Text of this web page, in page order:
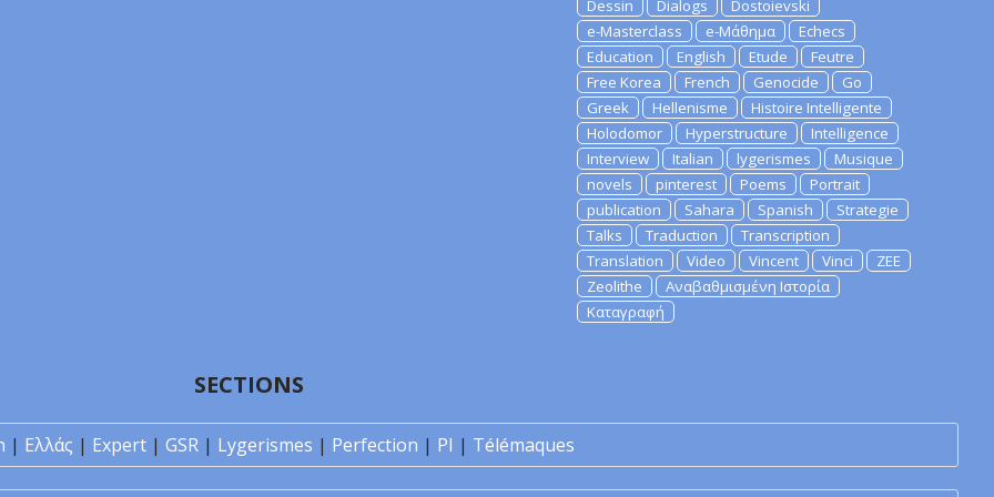
Dessin
Dialogs
Dostoievski
e-Masterclass
e-Μάθημα
Echecs
Education
English Etude
Feutre
Free Korea
French Genocide
Go
Greek
Hellenisme
Histoire Intelligente
Holodomor
Hyperstructure
Intelligence
Interview
Italian lygerismes
Musique
novels
pinterest Poems
Portrait
publication
Sahara Spanish
Strategie
Talks
Traduction
Transcription
Translation
Video Vincent Vinci
ZEE
Zeolithe
Αναβαθμισμένη Ιστορία
Καταγραφή
SECTIONS
| Ελλάς | Expert | GSR | Lygerismes | Perfection | PI | Télémaques